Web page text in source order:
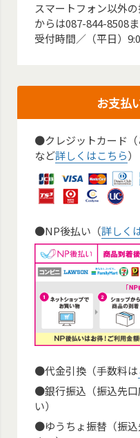
スマートフォン以外
からは087-844-8508
受付時間／（平日）
お支払
●クレジットカード（
など詳しくはこちら）
●NP後払い（詳しく
●代金引換（手数料は
●銀行振込（振込先口
い）
●ゆうちょ振替（振込